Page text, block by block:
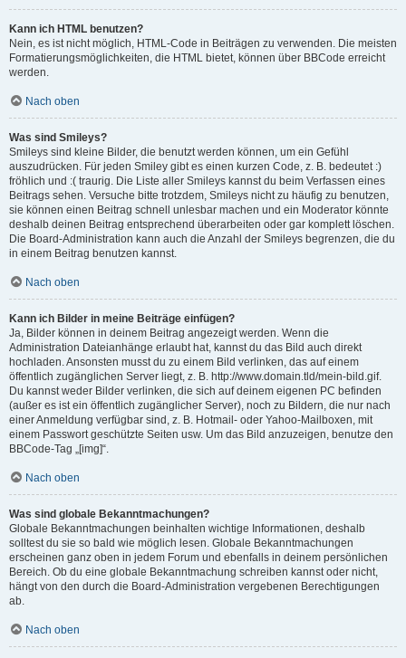
Kann ich HTML benutzen?
Nein, es ist nicht möglich, HTML-Code in Beiträgen zu verwenden. Die meisten
Formatierungsmöglichkeiten, die HTML bietet, können über BBCode erreicht
werden.
Nach oben
Was sind Smileys?
Smileys sind kleine Bilder, die benutzt werden können, um ein Gefühl
auszudrücken. Für jeden Smiley gibt es einen kurzen Code, z. B. bedeutet :)
fröhlich und :( traurig. Die Liste aller Smileys kannst du beim Verfassen eines
Beitrags sehen. Versuche bitte trotzdem, Smileys nicht zu häufig zu benutzen,
sie können einen Beitrag schnell unlesbar machen und ein Moderator könnte
deshalb deinen Beitrag entsprechend überarbeiten oder gar komplett löschen.
Die Board-Administration kann auch die Anzahl der Smileys begrenzen, die du
in einem Beitrag benutzen kannst.
Nach oben
Kann ich Bilder in meine Beiträge einfügen?
Ja, Bilder können in deinem Beitrag angezeigt werden. Wenn die
Administration Dateianhänge erlaubt hat, kannst du das Bild auch direkt
hochladen. Ansonsten musst du zu einem Bild verlinken, das auf einem
öffentlich zugänglichen Server liegt, z. B. http://www.domain.tld/mein-bild.gif.
Du kannst weder Bilder verlinken, die sich auf deinem eigenen PC befinden
(außer es ist ein öffentlich zugänglicher Server), noch zu Bildern, die nur nach
einer Anmeldung verfügbar sind, z. B. Hotmail- oder Yahoo-Mailboxen, mit
einem Passwort geschützte Seiten usw. Um das Bild anzuzeigen, benutze den
BBCode-Tag „[img]“.
Nach oben
Was sind globale Bekanntmachungen?
Globale Bekanntmachungen beinhalten wichtige Informationen, deshalb
solltest du sie so bald wie möglich lesen. Globale Bekanntmachungen
erscheinen ganz oben in jedem Forum und ebenfalls in deinem persönlichen
Bereich. Ob du eine globale Bekanntmachung schreiben kannst oder nicht,
hängt von den durch die Board-Administration vergebenen Berechtigungen
ab.
Nach oben